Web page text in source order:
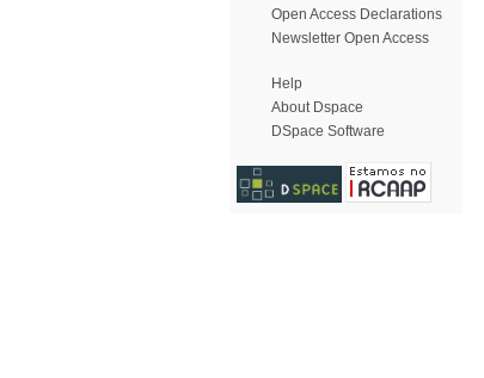
Open Access Declarations
Newsletter Open Access
Help
About Dspace
DSpace Software